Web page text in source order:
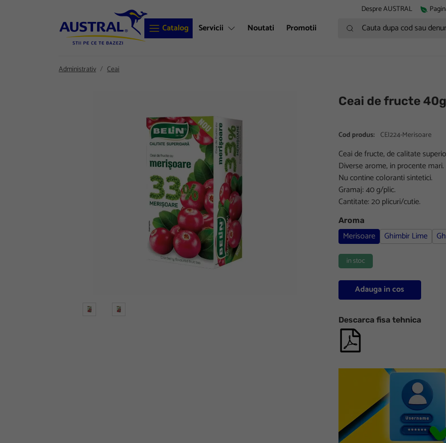
Despre AUSTRAL
Catalog Servicii Noutati Promotii Cauta dupa cod sau denumire
Administrativ Ceai
Ceai de fructe
Cod produs: CEI224-Merisoare
Ceai de fructe, de calitate
Diverse arome, in procente mari.
Nu contine coloranti sintetici.
Gramaj: 40 g/plic.
Cantitate: 20 plicuri/cutie.
Aroma
Merisoare Ghimbir Lime
in stoc
Adauga in cos
Descarca fisa tehnica